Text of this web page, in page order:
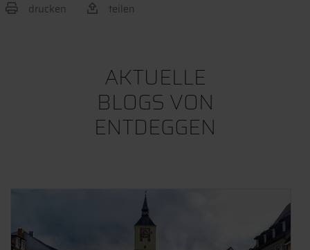
drucken teilen
AKTUELLE
BLOGS VON
ENTDEGGEN